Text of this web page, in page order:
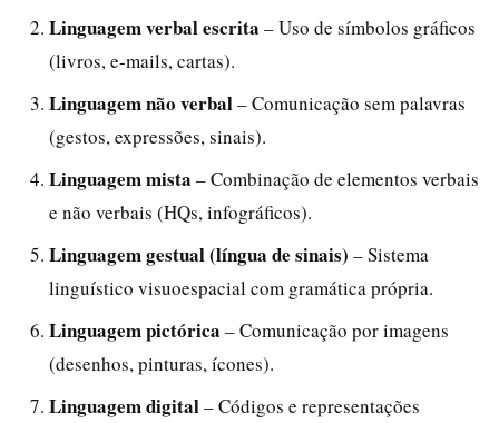
Linguagem verbal escrita – Uso de símbolos gráficos
(livros, e-mails, cartas).
Linguagem não verbal– Comunicação sem palavras
(gestos, expressões, sinais).
Linguagem mista – Combinação de elementos verbais
e não verbais (HQs, infográficos).
Linguagem gestual (língua de sinais) – Sistema
linguístico visuoespacial com gramática própria.
Linguagem pictórica – Comunicação por imagens
(desenhos, pinturas, ícones).
Linguagem digital– Códigos e representações